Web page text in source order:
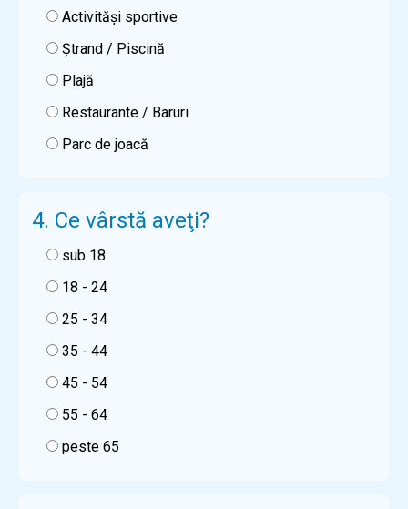
Activităşi sportive
Ştrand / Piscină
Plajă
Restaurante / Baruri
Parc de joacă
4. Ce vârstă aveţi?
sub 18
18 - 24
25 - 34
35 - 44
45 - 54
55 - 64
peste 65